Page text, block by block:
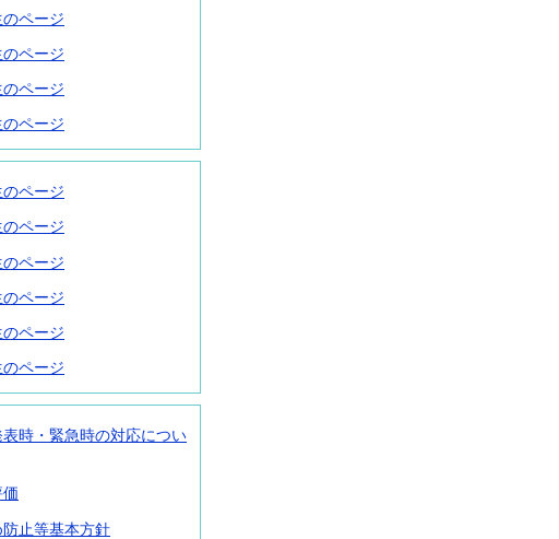
のページ
のページ
のページ
のページ
のページ
のページ
のページ
のページ
のページ
のページ
時・緊急時の対応につい
防止等基本方針